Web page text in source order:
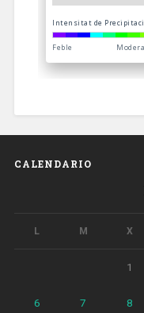
CALENDARIO
L M X
1
6 7 8